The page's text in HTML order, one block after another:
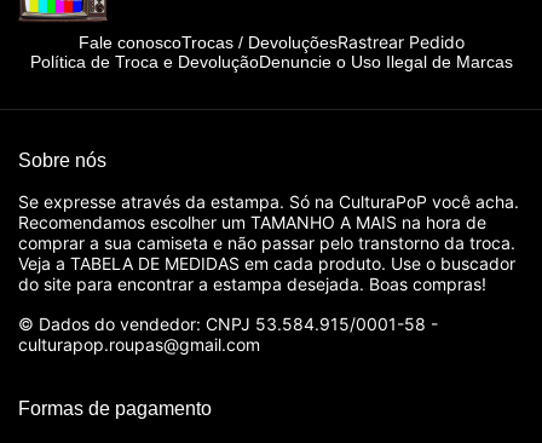
Fale conoscoTrocas / DevoluçõesRastrear Pedido
Política de Troca e DevoluçãoDenuncie o Uso Ilegal de Marcas
Sobre nós
Se expresse através da estampa. Só na CulturaPoP você acha.
Recomendamos escolher um TAMANHO A MAIS na hora de
comprar a sua camiseta e não passar pelo transtorno da troca.
Veja a TABELA DE MEDIDAS em cada produto. Use o buscador
do site para encontrar a estampa desejada. Boas compras!
© Dados do vendedor: CNPJ 53.584.915/0001-58 -
culturapop.roupas@gmail.com
Formas de pagamento